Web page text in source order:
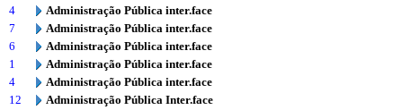
4
Administração Pública inter.face
7
Administração Pública inter.face
6
Administração Pública inter.face
1
Administração Pública inter.face
4
Administração Pública inter.face
12
Administração Pública Inter.face